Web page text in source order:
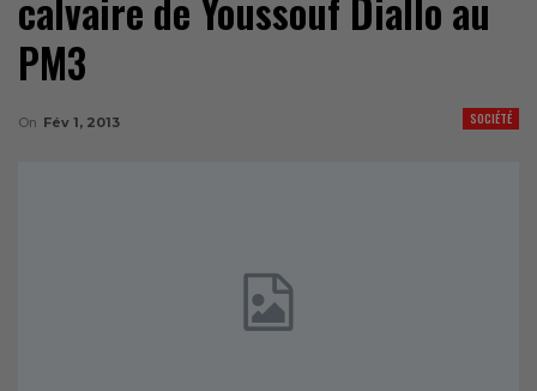
calvaire de Youssouf Diallo au
PM3
SOCIÉTÉ
On Fév 1, 2013